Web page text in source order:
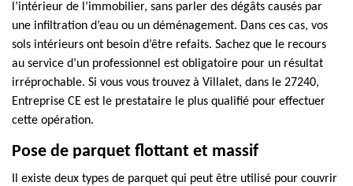
l’intérieur de l’immobilier, sans parler des dégâts causés par
une infiltration d’eau ou un déménagement. Dans ces cas, vos
sols intérieurs ont besoin d’être refaits. Sachez que le recours
au service d’un professionnel est obligatoire pour un résultat
irréprochable. Si vous vous trouvez à Villalet, dans le 27240,
Entreprise CE est le prestataire le plus qualifié pour effectuer
cette opération.
Pose de parquet flottant et massif
Il existe deux types de parquet qui peut être utilisé pour couvrir